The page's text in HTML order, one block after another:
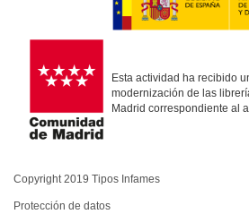
Esta actividad ha recibido
modernización de las
Madrid correspondiente al
Copyright 2019 Tipos Infames
Protección de datos